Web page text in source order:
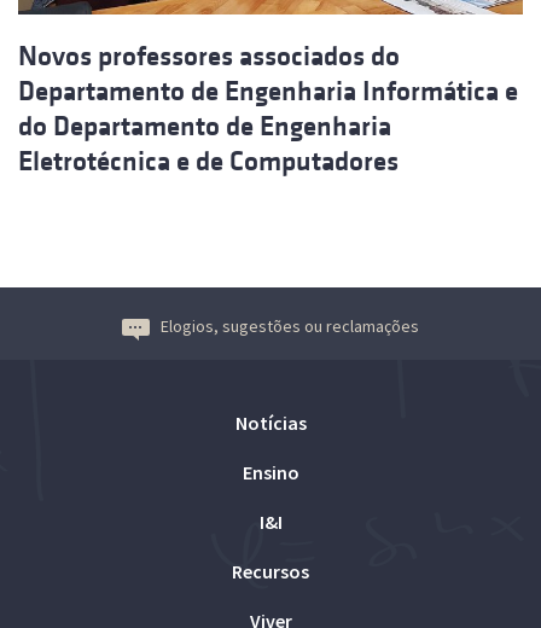
Novos professores associados do
Departamento de Engenharia Informática e
do Departamento de Engenharia
Eletrotécnica e de Computadores
Elogios, sugestões ou reclamações
Notícias
Ensino
I&I
Recursos
Viver